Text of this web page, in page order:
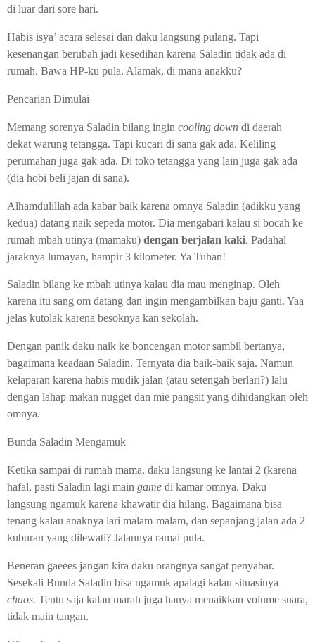
di luar dari sore hari.
Habis isya’ acara selesai dan daku langsung pulang. Tapi
kesenangan berubah jadi kesedihan karena Saladin tidak ada di
rumah. Bawa HP-ku pula. Alamak, di mana anakku?
Pencarian Dimulai
Memang sorenya Saladin bilang ingin cooling down di daerah
dekat warung tetangga. Tapi kucari di sana gak ada. Keliling
perumahan juga gak ada. Di toko tetangga yang lain juga gak ada
(dia hobi beli jajan di sana).
Alhamdulillah ada kabar baik karena omnya Saladin (adikku yang
kedua) datang naik sepeda motor. Dia mengabari kalau si bocah ke
rumah mbah utinya (mamaku) dengan berjalan kaki. Padahal
jaraknya lumayan, hampir 3 kilometer. Ya Tuhan!
Saladin bilang ke mbah utinya kalau dia mau menginap. Oleh
karena itu sang om datang dan ingin mengambilkan baju ganti. Yaa
jelas kutolak karena besoknya kan sekolah.
Dengan panik daku naik ke boncengan motor sambil bertanya,
bagaimana keadaan Saladin. Ternyata dia baik-baik saja. Namun
kelaparan karena habis mudik jalan (atau setengah berlari?) lalu
dengan lahap makan nugget dan mie pangsit yang dihidangkan oleh
omnya.
Bunda Saladin Mengamuk
Ketika sampai di rumah mama, daku langsung ke lantai 2 (karena
hafal, pasti Saladin lagi main game di kamar omnya. Daku
langsung ngamuk karena khawatir dia hilang. Bagaimana bisa
tenang kalau anaknya lari malam-malam, dan sepanjang jalan ada 2
kuburan yang dilewati? Jalannya ramai pula.
Beneran gaeees jangan kira daku orangnya sangat penyabar.
Sesekali Bunda Saladin bisa ngamuk apalagi kalau situasinya
chaos. Tentu saja kalau marah juga hanya menaikkan volume suara,
tidak main tangan.